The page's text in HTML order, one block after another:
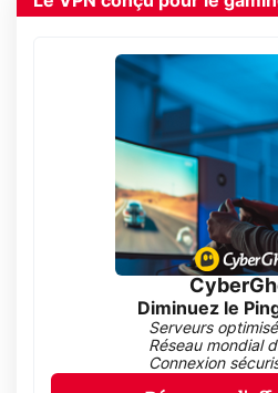
Diminuez le
Serveurs
Réseau mondial
Connexion